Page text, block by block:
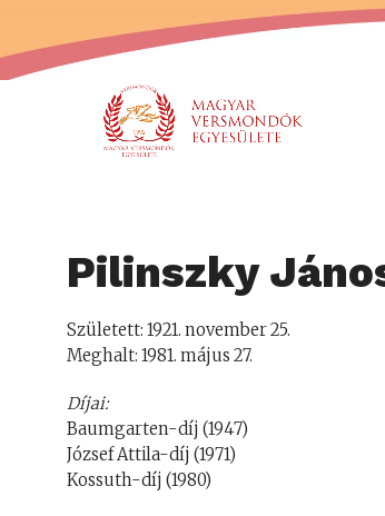
Pilinszky
Született: 1921. november 25.
Meghalt: 1981. május 27.
Díjai:
Baumgarten-díj (1947)
József Attila-díj (1971)
Kossuth-díj (1980)